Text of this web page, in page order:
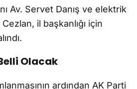
Av. Servet Danış ve elektrik
il başkanlığı için
Olacak
ardından AK Parti